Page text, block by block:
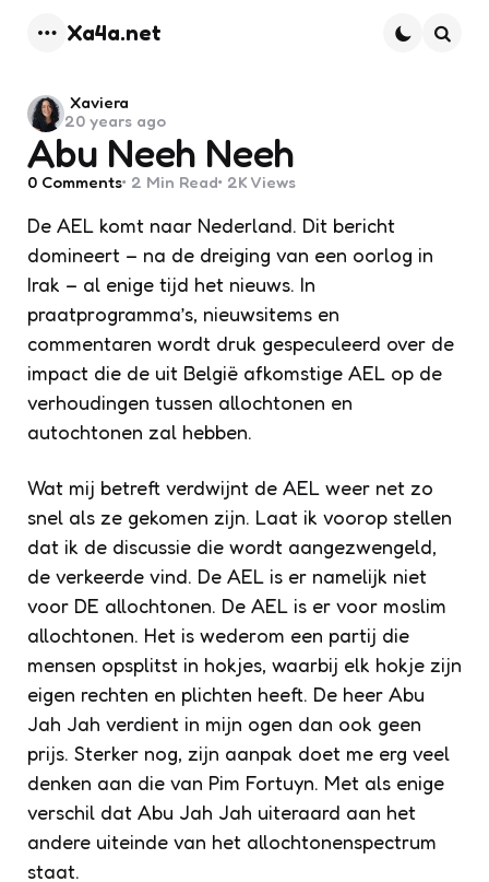
Xa4a.net
Abu Neeh Neeh
Posted
by
Xaviera
20 years ago
0 Comments 2 Min Read 2K Views
De AEL komt naar Nederland. Dit bericht
domineert – na de dreiging van een oorlog in
Irak – al enige tijd het nieuws. In
praatprogramma’s, nieuwsitems en
commentaren wordt druk gespeculeerd over de
impact die de uit België afkomstige AEL op de
verhoudingen tussen allochtonen en
autochtonen zal hebben.
Wat mij betreft verdwijnt de AEL weer net zo
snel als ze gekomen zijn. Laat ik voorop stellen
dat ik de discussie die wordt aangezwengeld,
de verkeerde vind. De AEL is er namelijk niet
voor DE allochtonen. De AEL is er voor moslim
allochtonen. Het is wederom een partij die
mensen opsplitst in hokjes, waarbij elk hokje zijn
eigen rechten en plichten heeft. De heer Abu
Jah Jah verdient in mijn ogen dan ook geen
prijs. Sterker nog, zijn aanpak doet me erg veel
denken aan die van Pim Fortuyn. Met als enige
verschil dat Abu Jah Jah uiteraard aan het
andere uiteinde van het allochtonenspectrum
staat.